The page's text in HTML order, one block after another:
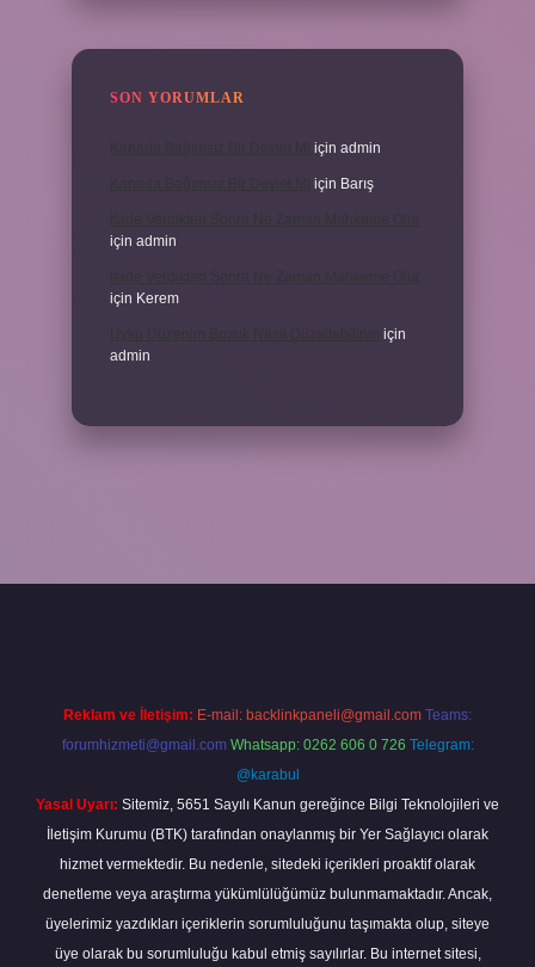
SON YORUMLAR
için admin
için Barış
için admin
için Kerem
için
admin
Reklam ve İletişim: E-mail: backlinkpaneli@gmail.com Teams:
forumhizmeti@gmail.com Whatsapp: 0262 606 0 726 Telegram:
@karabul
Yasal Uyarı: Sitemiz, 5651 Sayılı Kanun gereğince Bilgi Teknolojileri ve
İletişim Kurumu (BTK) tarafından onaylanmış bir Yer Sağlayıcı olarak
hizmet vermektedir. Bu nedenle, sitedeki içerikleri proaktif olarak
denetleme veya araştırma yükümlülüğümüz bulunmamaktadır. Ancak,
üyelerimiz yazdıkları içeriklerin sorumluluğunu taşımakta olup, siteye
üye olarak bu sorumluluğu kabul etmiş sayılırlar. Bu internet sitesi,